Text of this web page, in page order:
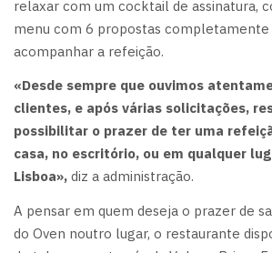
relaxar com um cocktail de assinatura,
menu com 6 propostas completamente
acompanhar a refeição.
«Desde sempre que ouvimos
clientes, e após várias solicitações,
possibilitar o prazer de ter uma
casa, no escritório, ou em qualquer
Lisboa», diz a administração.
A pensar em quem deseja o prazer de
do Oven noutro lugar, o restaurante